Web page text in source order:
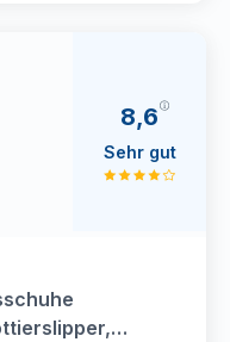
8,6
Sehr gut